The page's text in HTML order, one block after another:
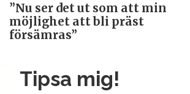
”Nu ser det ut som att min
möjlighet att bli präst
försämras”
Tipsa mig!